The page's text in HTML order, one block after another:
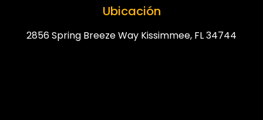
Ubicación
2856 Spring Breeze Way Kissimmee, FL 34744